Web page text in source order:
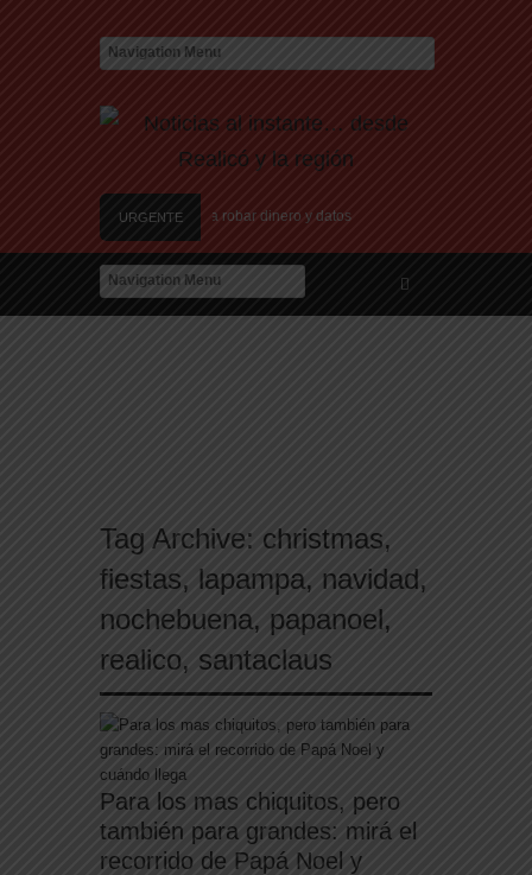
URGENTE
nuevas estafas laborales para robar dinero y datos
nuevos centros de datos en Texas debido a preocupaciones sobre el
Tag Archive: christmas,
fiestas, lapampa, navidad,
nochebuena, papanoel,
realico, santaclaus
Para los mas chiquitos, pero
también para grandes: mirá el
recorrido de Papá Noel y